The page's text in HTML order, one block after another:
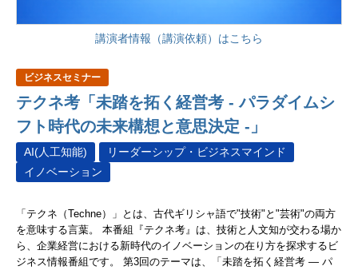
講演者情報（講演依頼）はこちら
ビジネスセミナー
テクネ考「未踏を拓く経営考 - パラダイムシ
フト時代の未来構想と意思決定 -」
AI(人工知能)
リーダーシップ・ビジネスマインド
イノベーション
「テクネ（Techne）」とは、古代ギリシャ語で"技術"と"芸術"の両方
を意味する言葉。 本番組『テクネ考』は、技術と人文知が交わる場か
ら、企業経営における新時代のイノベーションの在り方を探求するビ
ジネス情報番組です。 第3回のテーマは、「未踏を拓く経営考 ― パ